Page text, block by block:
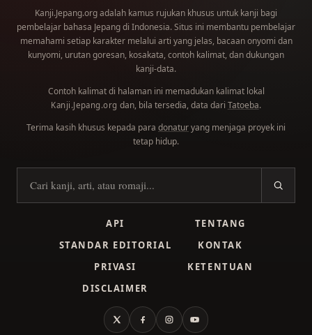
Kanji.Jepang.org adalah kamus rujukan khusus untuk kanji bagi
pembelajar bahasa Jepang di Indonesia. Situs ini membantu pembelajar
memahami setiap karakter melalui arti yang jelas, bacaan onyomi dan
kunyomi, urutan goresan, kosakata, contoh kalimat, dan dukungan
kanji-data.
Contoh kalimat di halaman ini memadukan kalimat lokal
Kanji.Jepang.org dan, bila tersedia, data dari Tatoeba.
Terima kasih khusus kepada para donaturyang menjaga proyek ini
tetap hidup.
Cari kanji
API
TENTANG
STANDAR EDITORIAL
KONTAK
PRIVASI
KETENTUAN
DISCLAIMER
X FacebookInstagramYouTube